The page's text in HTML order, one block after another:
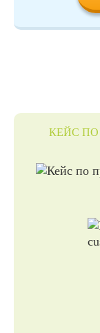
КЕЙС ПО